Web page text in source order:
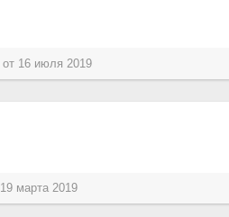
от 16 июля 2019
19 марта 2019